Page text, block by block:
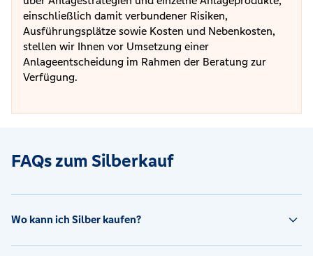
einschließlich damit verbundener Risiken,
Ausführungsplätze sowie Kosten und Nebenkosten,
stellen wir Ihnen vor Umsetzung einer
Anlageentscheidung im Rahmen der Beratung zur
Verfügung.
FAQs zum Silberkauf
Wo kann ich Silber kaufen?